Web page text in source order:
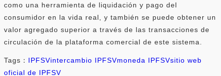
como una herramienta de liquidación y pago del
consumidor en la vida real, y también se puede obtener un
valor agregado superior a través de las transacciones de
circulación de la plataforma comercial de este sistema.
Tags： IPFSVintercambio IPFSVmoneda IPFSVsitio web
oficial de IPFSV